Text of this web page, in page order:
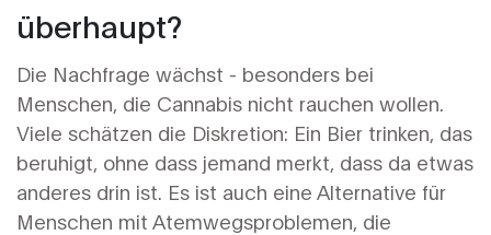
überhaupt?
Die Nachfrage wächst - besonders bei
Menschen, die Cannabis nicht rauchen wollen.
Viele schätzen die Diskretion: Ein Bier trinken, das
beruhigt, ohne dass jemand merkt, dass da etwas
anderes drin ist. Es ist auch eine Alternative für
Menschen mit Atemwegsproblemen, die